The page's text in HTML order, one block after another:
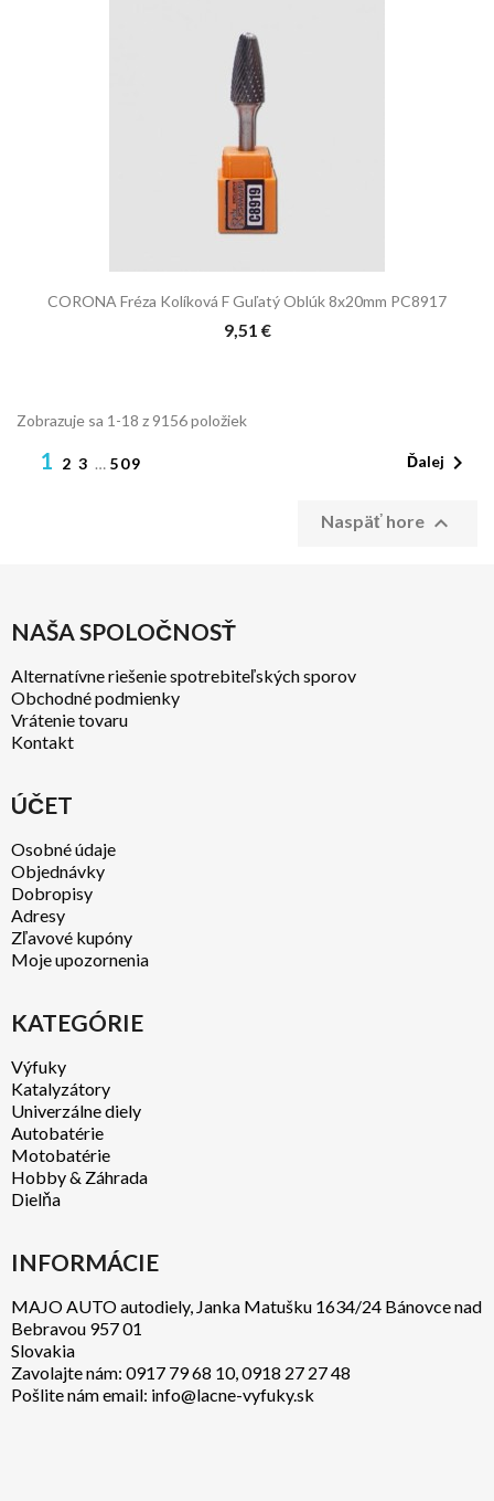
CORONA Fréza Kolíková F Guľatý Oblúk 8x20mm PC8917
9,51 €
Zobrazuje sa 1-18 z 9156 položiek
1 2 3 … 509 Ďalej 
Naspäť hore 
NAŠA SPOLOČNOSŤ
Alternatívne riešenie spotrebiteľských sporov
Obchodné podmienky
Vrátenie tovaru
Kontakt
ÚČET
Osobné údaje
Objednávky
Dobropisy
Adresy
Zľavové kupóny
Moje upozornenia
KATEGÓRIE
Výfuky
Katalyzátory
Univerzálne diely
Autobatérie
Motobatérie
Hobby & Záhrada
Dielňa
INFORMÁCIE
MAJO AUTO autodiely, Janka Matušku 1634/24 Bánovce nad
Bebravou 957 01
Slovakia
Zavolajte nám: 0917 79 68 10, 0918 27 27 48
Pošlite nám email: info@lacne-vyfuky.sk